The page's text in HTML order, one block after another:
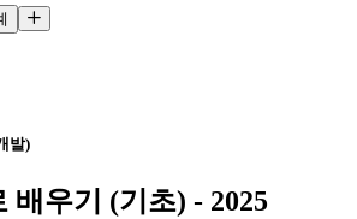
발)
배우기 (기초) - 2025